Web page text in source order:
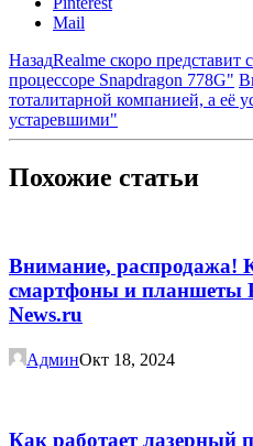
Mail
НазадRealme скоро
процессоре Snapdragon 778G"
тоталитарной компанией, а
устаревшими"
Похожие статьи
Внимание, распродажа!
смартфоны и планшеты
News.ru
АдминОкт 18, 2024
Как работает лазерный